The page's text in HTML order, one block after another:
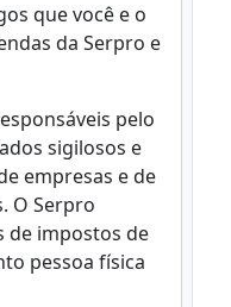
que você e o
da Serpro e
pelo
sigilosos e
empresas e de
O Serpro
de impostos de
pessoa física